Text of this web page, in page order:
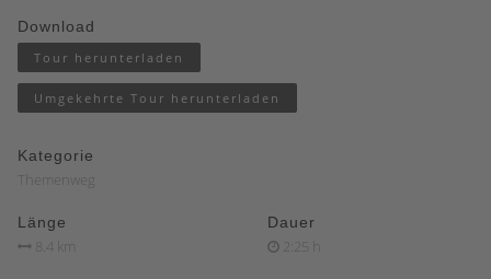
Download
Tour herunterladen
Umgekehrte Tour herunterladen
Kategorie
Themenweg
Länge
8.4 km
Dauer
2:25 h